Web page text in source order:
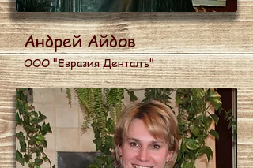
Андрей Айдов
ООО "Евразия Денталъ"